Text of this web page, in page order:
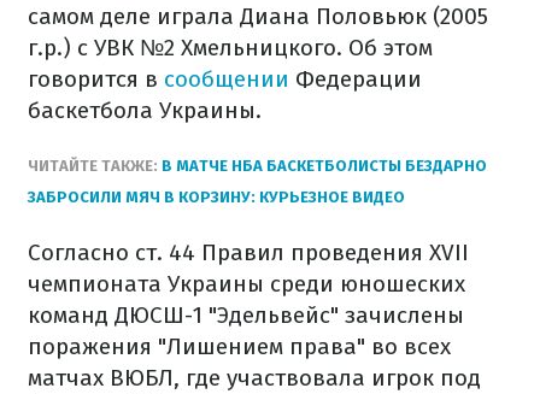
самом деле играла Диана Половьюк (2005
г.р.) с УВК №2 Хмельницкого. Об этом
говорится в сообщении Федерации
баскетбола Украины.
ЧИТАЙТЕ ТАКЖЕ: В МАТЧЕ НБА БАСКЕТБОЛИСТЫ БЕЗДАРНО
ЗАБРОСИЛИ МЯЧ В КОРЗИНУ: КУРЬЕЗНОЕ ВИДЕО
Согласно ст. 44 Правил проведения XVII
чемпионата Украины среди юношеских
команд ДЮСШ-1 "Эдельвейс" зачислены
поражения "Лишением права" во всех
матчах ВЮБЛ, где участвовала игрок под